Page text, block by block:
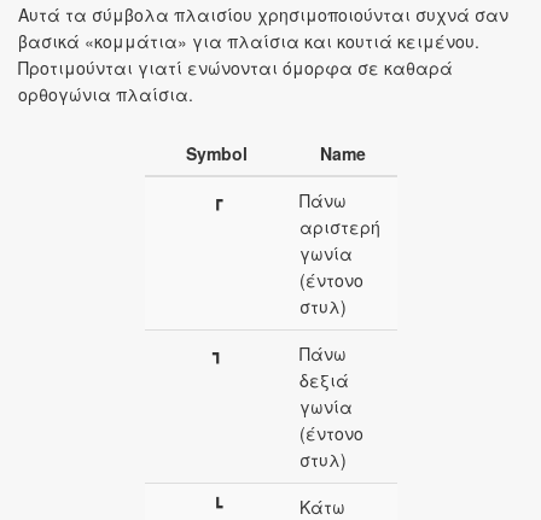
Αυτά τα σύμβολα πλαισίου χρησιμοποιούνται συχνά σαν
βασικά «κομμάτια» για πλαίσια και κουτιά κειμένου.
Προτιμούνται γιατί ενώνονται όμορφα σε καθαρά
ορθογώνια πλαίσια.
Symbol
Name
┏
Πάνω
αριστερή
γωνία
(έντονο
στυλ)
┓
Πάνω
δεξιά
γωνία
(έντονο
στυλ)
┗
Κάτω